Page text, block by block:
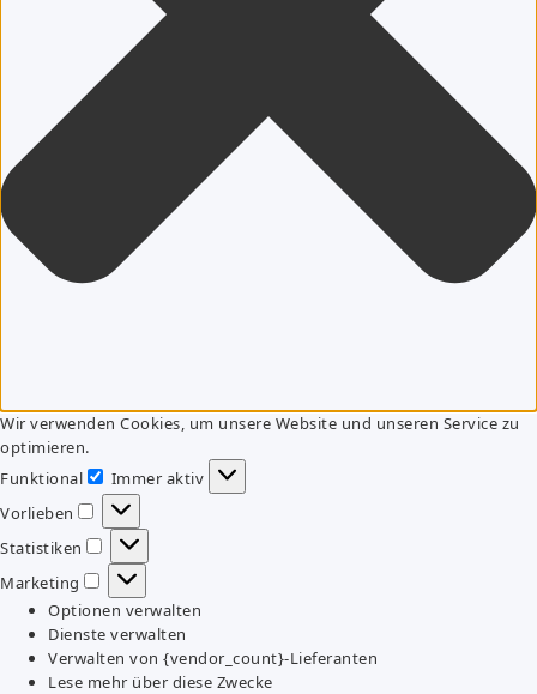
Wir verwenden Cookies, um unsere Website und unseren Service zu
optimieren.
Funktional
Funktional
Immer aktiv
Vorlieben
Vorlieben
Statistiken
Statistiken
Marketing
Marketing
Optionen verwalten
Dienste verwalten
Verwalten von {vendor_count}-Lieferanten
Lese mehr über diese Zwecke